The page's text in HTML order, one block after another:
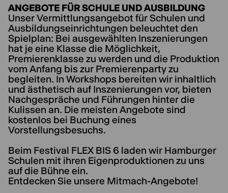
ANGEBOTE FÜR SCHULE UND AUSBILDUNG
Unser Vermittlungsangebot für Schulen und
Ausbildungseinrichtungen beleuchtet den
Spielplan: Bei ausgewählten Inszenierungen
hat je eine Klasse die Möglichkeit,
Premierenklasse zu werden und die Produktion
vom Anfang bis zur Premierenparty zu
begleiten. In Workshops bereiten wir inhaltlich
und ästhetisch auf Inszenierungen vor, bieten
Nachgespräche und Führungen hinter die
Kulissen an. Die meisten Angebote sind
kostenlos bei Buchung eines
Vorstellungsbesuchs.
Beim Festival FLEX BIS 6 laden wir Hamburger
Schulen mit ihren Eigenproduktionen zu uns
auf die Bühne ein.
Entdecken Sie unsere Mitmach-Angebote!